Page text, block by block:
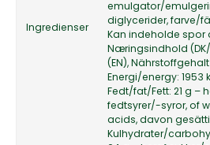
Ingredienser
emulgator/
diglycerider, farve/
Kan indeholde
Næringsindhold
(EN), Nährstoffgehalt
Energi/energy: 1953
Fedt/fat/Fett: 21 g –
fedtsyrer/-syror, of
acids, davon
Kulhydrater/